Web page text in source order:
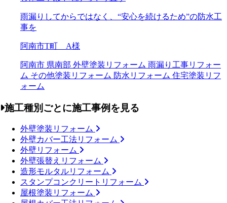
雨漏りしてからではなく、“安心を続けるため”の防水工
事を
阿南市T町 A様
阿南市 県南部 外壁塗装リフォーム 雨漏り工事リフォー
ム その他塗装リフォーム 防水リフォーム 住宅塗装リフ
ォーム
施工種別ごとに施工事例を見る
外壁塗装リフォーム
外壁カバー工法リフォーム
外壁リフォーム
外壁張替えリフォーム
造形モルタルリフォーム
スタンプコンクリートリフォーム
屋根塗装リフォーム